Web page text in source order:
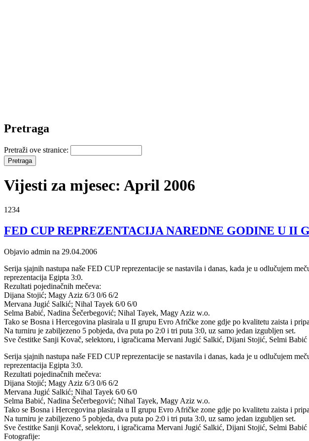
Pretraga
Pretraži ove stranice:
Vijesti za mjesec: April 2006
1234
FED CUP REPREZENTACIJA NAREDNE GODINE U II
Objavio admin na 29.04.2006
Serija sjajnih nastupa naše FED CUP reprezentacije se nastavila i danas, kada je u odlučujem
reprezentacija Egipta 3:0.
Rezultati pojedinačnih mečeva:
Dijana Stojić; Magy Aziz 6/3 0/6 6/2
Mervana Jugić Salkić; Nihal Tayek 6/0 6/0
Selma Babić, Nadina Šečerbegović; Nihal Tayek, Magy Aziz w.o.
Tako se Bosna i Hercegovina plasirala u II grupu Evro Afričke zone gdje po kvalitetu zaista i
Na turniru je zabiljezeno 5 pobjeda, dva puta po 2:0 i tri puta 3:0, uz samo jedan izgubljen set.
Sve čestitke Sanji Kovač, selektoru, i igračicama Mervani Jugić Salkić, Dijani Stojić, Selmi
Serija sjajnih nastupa naše FED CUP reprezentacije se nastavila i danas, kada je u odlučujem
reprezentacija Egipta 3:0.
Rezultati pojedinačnih mečeva:
Dijana Stojić; Magy Aziz 6/3 0/6 6/2
Mervana Jugić Salkić; Nihal Tayek 6/0 6/0
Selma Babić, Nadina Šečerbegović; Nihal Tayek, Magy Aziz w.o.
Tako se Bosna i Hercegovina plasirala u II grupu Evro Afričke zone gdje po kvalitetu zaista i
Na turniru je zabiljezeno 5 pobjeda, dva puta po 2:0 i tri puta 3:0, uz samo jedan izgubljen set.
Sve čestitke Sanji Kovač, selektoru, i igračicama Mervani Jugić Salkić, Dijani Stojić, Selmi
Fotografije: